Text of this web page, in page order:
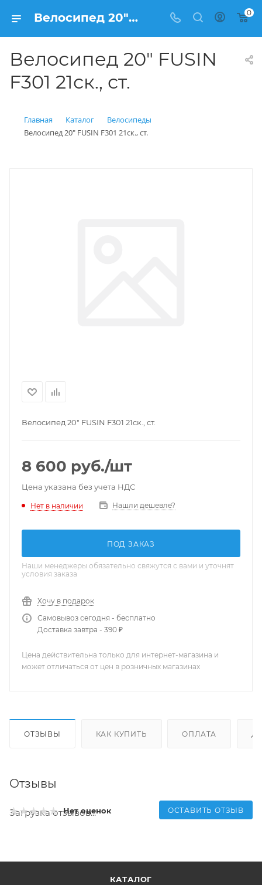
Велосипед 20" FUSIN F301 21ск., ст. купить: цена 8 600 рублей в Балашихе | Интернет магазин Вело150 0
Велосипед 20" FUSIN
F301 21ск., ст.
Главная Каталог
Велосипеды
Велосипед 20" FUSIN F301 21ск., ст.
Велосипед 20" FUSIN F301 21ск., ст.
8 600 руб./шт
Цена указана без учета НДС
Нет в наличии Нашли дешевле?
ПОД ЗАКАЗ
Наши менеджеры обязательно свяжутся с вами и уточнят
условия заказа
Хочу в подарок
Самовывоз сегодня - бесплатно
Доставка завтра - 390 ₽
Цена действительна только для интернет-магазина и
может отличаться от цен в розничных магазинах
ОТЗЫВЫ КАК КУПИТЬ ОПЛАТА
Отзывы
Нет оценок ОСТАВИТЬ ОТЗЫВ
Загрузка отзывов...
КАТАЛОГ